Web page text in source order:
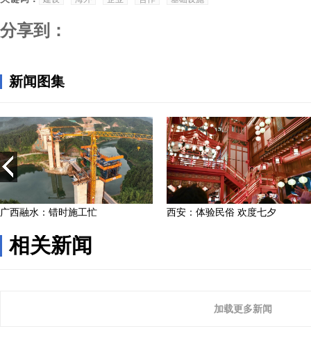
分享到：
相关新闻
加载更多新闻